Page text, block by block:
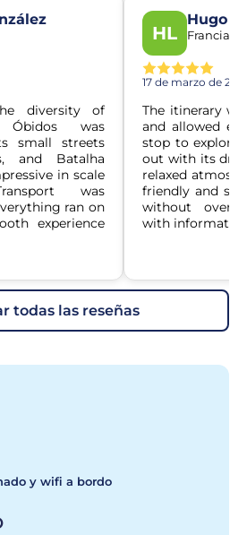
diversity of
Óbidos was
small streets
and Batalha
in scale
was
ran on
experience
HL
Hugo
Francia
17 de marzo de
The itinerary
and allowed
stop to explore
out with its
relaxed
friendly and
without
with
todas las reseñas
y wifi a bordo